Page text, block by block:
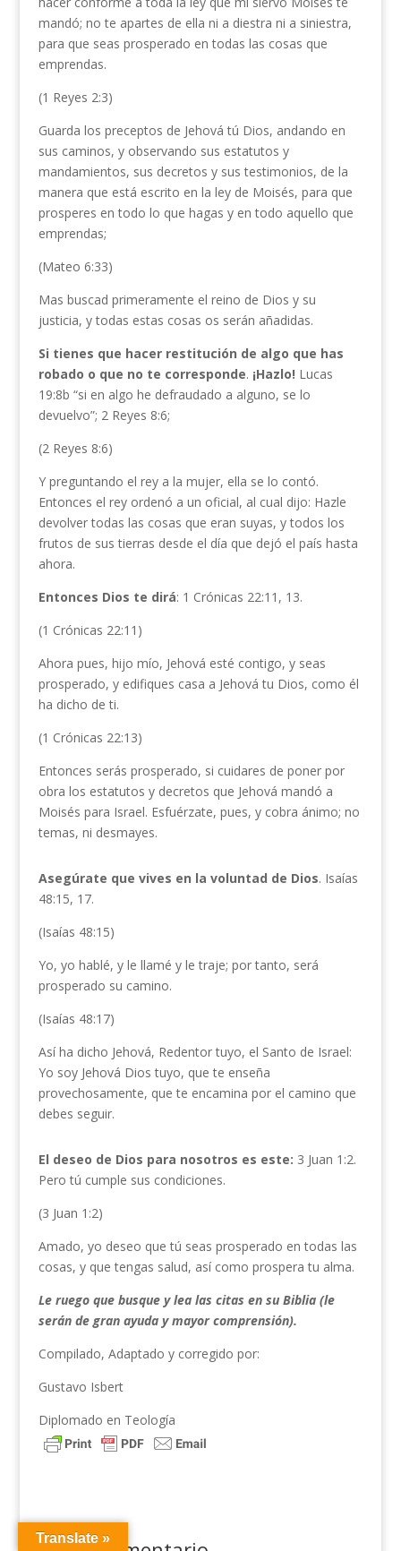
mandó; no te apartes de ella ni a diestra ni a siniestra,
para que seas prosperado en todas las cosas que
emprendas.
(1 Reyes 2:3)
Guarda los preceptos de Jehová tú Dios, andando en
sus caminos, y observando sus estatutos y
mandamientos, sus decretos y sus testimonios, de la
manera que está escrito en la ley de Moisés, para que
prosperes en todo lo que hagas y en todo aquello que
emprendas;
(Mateo 6:33)
Mas buscad primeramente el reino de Dios y su
justicia, y todas estas cosas os serán añadidas.
Si tienes que hacer restitución de algo que has
robado o que no te corresponde. ¡Hazlo! Lucas
19:8b “si en algo he defraudado a alguno, se lo
devuelvo”; 2 Reyes 8:6;
(2 Reyes 8:6)
Y preguntando el rey a la mujer, ella se lo contó.
Entonces el rey ordenó a un oficial, al cual dijo: Hazle
devolver todas las cosas que eran suyas, y todos los
frutos de sus tierras desde el día que dejó el país hasta
ahora.
Entonces Dios te dirá: 1 Crónicas 22:11, 13.
(1 Crónicas 22:11)
Ahora pues, hijo mío, Jehová esté contigo, y seas
prosperado, y edifiques casa a Jehová tu Dios, como él
ha dicho de ti.
(1 Crónicas 22:13)
Entonces serás prosperado, si cuidares de poner por
obra los estatutos y decretos que Jehová mandó a
Moisés para Israel. Esfuérzate, pues, y cobra ánimo; no
temas, ni desmayes.
Asegúrate que vives en la voluntad de Dios. Isaías
48:15, 17.
(Isaías 48:15)
Yo, yo hablé, y le llamé y le traje; por tanto, será
prosperado su camino.
(Isaías 48:17)
Así ha dicho Jehová, Redentor tuyo, el Santo de Israel:
Yo soy Jehová Dios tuyo, que te enseña
provechosamente, que te encamina por el camino que
debes seguir.
El deseo de Dios para nosotros es este: 3 Juan 1:2.
Pero tú cumple sus condiciones.
(3 Juan 1:2)
Amado, yo deseo que tú seas prosperado en todas las
cosas, y que tengas salud, así como prospera tu alma.
Le ruego que busque y lea las citas en su Biblia (le
serán de gran ayuda y mayor comprensión).
Compilado, Adaptado y corregido por:
Gustavo Isbert
Diplomado en Teología
Translate »